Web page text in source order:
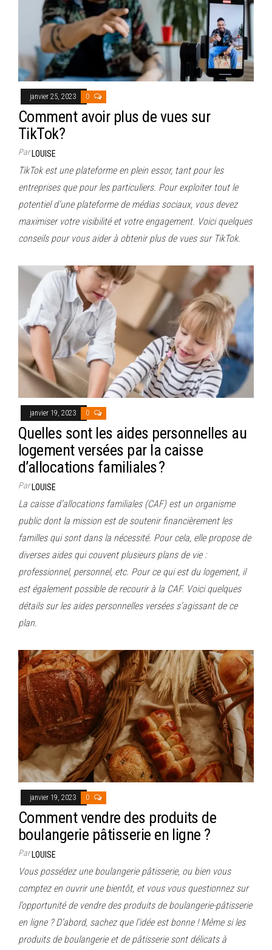
janvier 25, 2023 0
Comment avoir plus de vues sur
TikTok?
ParLOUISE
TikTok est une plateforme en plein essor, tant pour les
entreprises que pour les particuliers. Pour exploiter tout le
potentiel d’une plateforme de médias sociaux, vous devez
maximiser votre visibilité et votre engagement. Voici quelques
conseils pour vous aider à obtenir plus de vues sur TikTok.
janvier 19, 2023 0
Quelles sont les aides personnelles au
logement versées par la caisse
d’allocations familiales ?
ParLOUISE
La caisse d’allocations familiales (CAF) est un organisme
public dont la mission est de soutenir financièrement les
familles qui sont dans la nécessité. Pour cela, elle propose de
diverses aides qui couvent plusieurs plans de vie :
professionnel, personnel, etc. Pour ce qui est du logement, il
est également possible de recourir à la CAF. Voici quelques
détails sur les aides personnelles versées s’agissant de ce
plan.
janvier 19, 2023 0
Comment vendre des produits de
boulangerie pâtisserie en ligne ?
ParLOUISE
Vous possédez une boulangerie pâtisserie, ou bien vous
comptez en ouvrir une bientôt, et vous vous questionnez sur
l’opportunité de vendre des produits de boulangerie-pâtisserie
en ligne ? D’abord, sachez que l’idée est bonne ! Même si les
produits de boulangerie et de pâtisserie sont délicats à